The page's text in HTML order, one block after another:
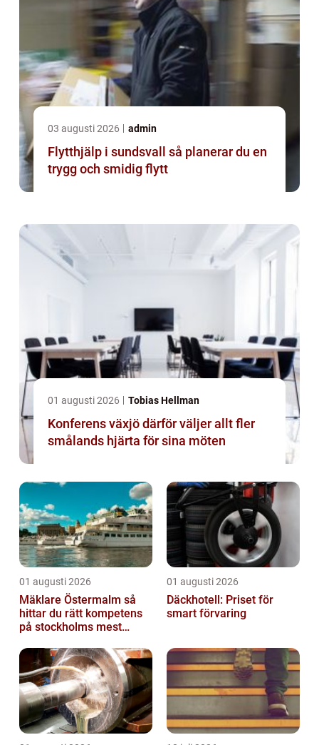
03 augusti 2026 admin
Flytthjälp i sundsvall så planerar du en
trygg och smidig flytt
01 augusti 2026 Tobias Hellman
Konferens växjö därför väljer allt fler
smålands hjärta för sina möten
01 augusti 2026
Mäklare Östermalm så
hittar du rätt kompetens
på stockholms mest
01 augusti 2026
Däckhotell: Priset för
smart förvaring